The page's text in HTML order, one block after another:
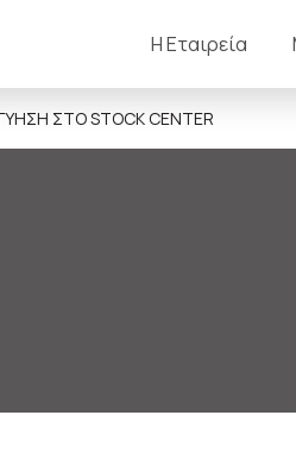
Η Εταιρεία
ΣΤΟ STOCK CENTER